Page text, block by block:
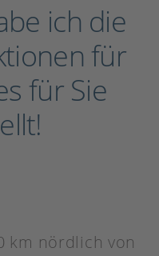
ich die
für
für Sie
km nördlich von